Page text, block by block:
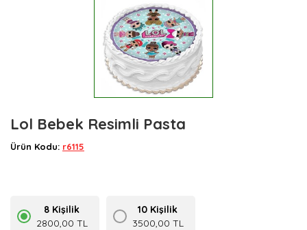
Lol Bebek Resimli Pasta
Ürün Kodu: r6115
8 Kişilik
2800,00 TL
10 Kişilik
3500,00 TL